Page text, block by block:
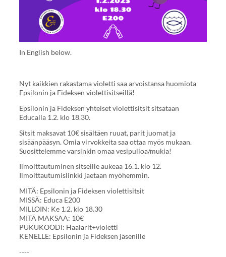
In English below.
Nyt kaikkien rakastama violetti saa arvoistansa huomiota
Epsilonin ja Fideksen violettisitseillä!
Epsilonin ja Fideksen yhteiset violettisitsit sitsataan
Educalla 1.2. klo 18.30.
Sitsit maksavat 10€ sisältäen ruuat, parit juomat ja
sisäänpääsyn. Omia virvokkeita saa ottaa myös mukaan.
Suosittelemme varsinkin omaa vesipulloa/mukia!
Ilmoittautuminen sitseille aukeaa 16.1. klo 12.
Ilmoittautumislinkki jaetaan myöhemmin.
MITÄ: Epsilonin ja Fideksen violettisitsit
MISSÄ: Educa E200
MILLOIN: Ke 1.2. klo 18.30
MITÄ MAKSAA: 10€
PUKUKOODI: Haalarit+violetti
KENELLE: Epsilonin ja Fideksen jäsenille
----